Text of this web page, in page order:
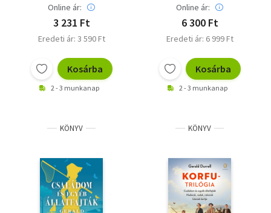
Online ár:
3 231 Ft
Eredeti ár: 3 590 Ft
Kosárba
2 - 3 munkanap
Online ár:
6 300 Ft
Eredeti ár: 6 999 Ft
Kosárba
2 - 3 munkanap
KÖNYV KÖNYV